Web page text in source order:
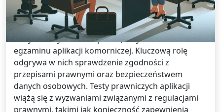
Wprowadzenie do testów prawniczych aplikacji jest
kluczowe w kontekście rosnącej liczby aplikacji
dedykowanych sferze prawa, w tym także
egzaminu aplikacji komorniczej. Kluczową rolę
odgrywa w nich sprawdzenie zgodności z
przepisami prawnymi oraz bezpieczeństwem
danych osobowych. Testy prawniczych aplikacji
wiążą się z wyzwaniami związanymi z regulacjami
prawnymi, takimi jak konieczność zapewnienia